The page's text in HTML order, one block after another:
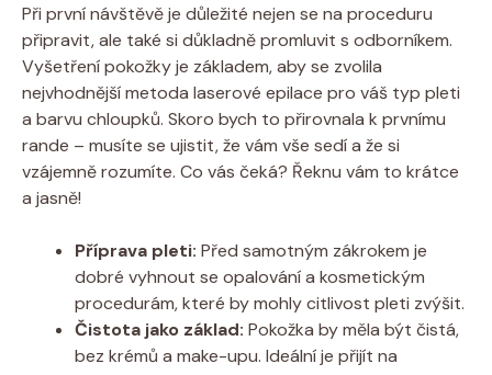
Při první návštěvě je důležité nejen se na proceduru
připravit, ale také si důkladně promluvit s odborníkem.
Vyšetření pokožky je základem, aby se zvolila
nejvhodnější metoda laserové epilace pro váš typ pleti
a barvu chloupků. Skoro bych to přirovnala k prvnímu
rande – musíte se ujistit, že vám vše sedí a že si
vzájemně rozumíte. Co vás čeká? Řeknu vám to krátce
a jasně!
Příprava pleti: Před samotným zákrokem je
dobré vyhnout se opalování a kosmetickým
procedurám, které by mohly citlivost pleti zvýšit.
Čistota jako základ: Pokožka by měla být čistá,
bez krémů a make-upu. Ideální je přijít na